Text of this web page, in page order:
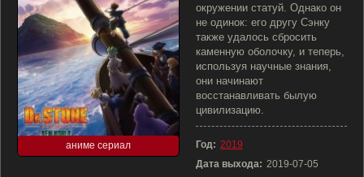
аниме сериал
окружении статуй. Однако он
не одинок: его другу Сэнку
также удалось сбросить
каменную оболочку, и теперь,
используя научные знания,
они начинают
восстанавливать былую
цивилизацию.
Год: 2019
Дата выхода: 2019-07-05